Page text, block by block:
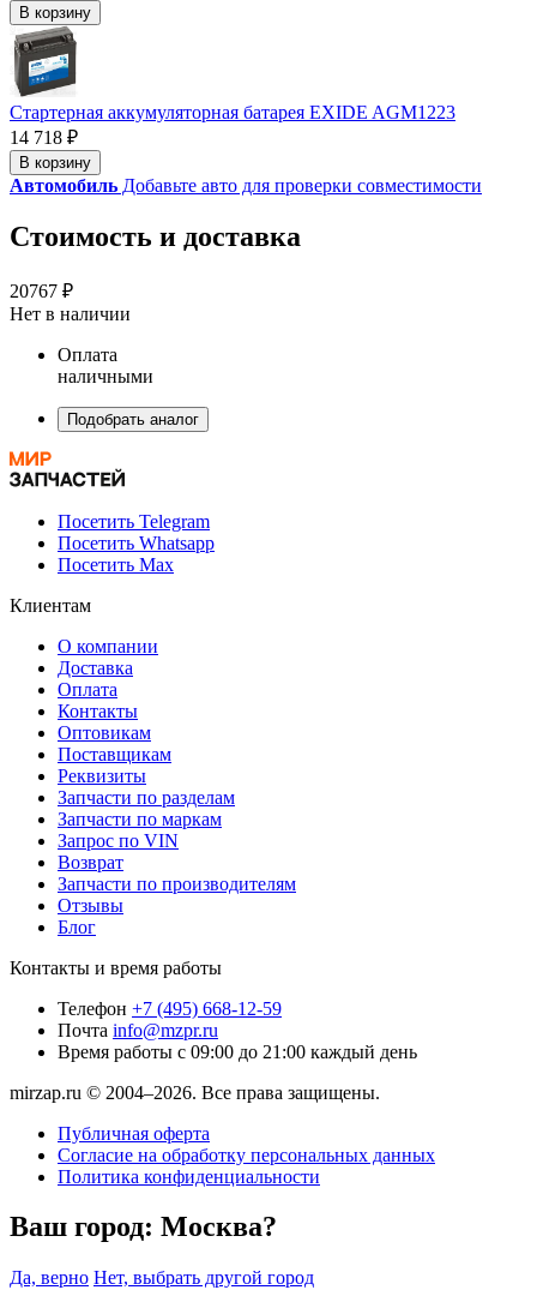
В корзину
Стартерная аккумуляторная батарея EXIDE AGM1223
14 718 ₽
В корзину
Автомобиль Добавьте авто для проверки совместимости
Стоимость и доставка
20767 ₽
Нет в наличии
Оплата
наличными
Подобрать аналог
Посетить Telegram
Посетить Whatsapp
Посетить Max
Клиентам
О компании
Доставка
Оплата
Контакты
Оптовикам
Поставщикам
Реквизиты
Запчасти по разделам
Запчасти по маркам
Запрос по VIN
Возврат
Запчасти по производителям
Отзывы
Блог
Контакты и время работы
Телефон +7 (495) 668-12-59
Почта info@mzpr.ru
Время работы с 09:00 до 21:00 каждый день
mirzap.ru © 2004–2026. Все права защищены.
Публичная оферта
Согласие на обработку персональных данных
Политика конфиденциальности
Ваш город: Москва?
Да, верно Нет, выбрать другой город